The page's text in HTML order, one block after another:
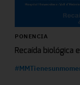
PONENCIA
Recaída biológica